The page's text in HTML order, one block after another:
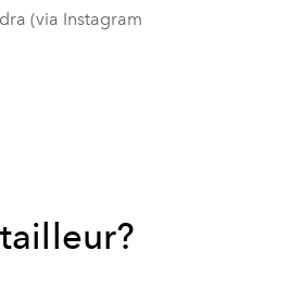
(via Instagram